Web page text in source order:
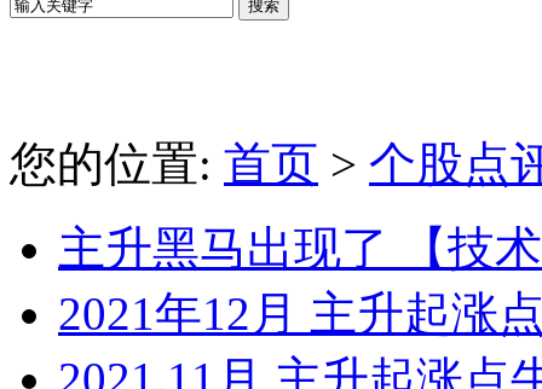
您的位置: 首页 > 个股点
主升黑马出现了 【技
2021年12月 主升起涨
2021.11月 主升起涨点